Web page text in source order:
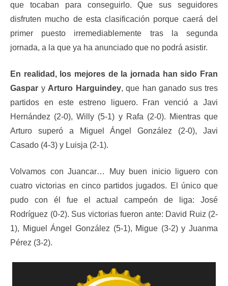
que tocaban para conseguirlo. Que sus seguidores
disfruten mucho de esta clasificación porque caerá del
primer puesto irremediablemente tras la segunda
jornada, a la que ya ha anunciado que no podrá asistir.
En realidad, los mejores de la jornada han sido Fran
Gaspar y Arturo Harguindey, que han ganado sus tres
partidos en este estreno liguero. Fran venció a Javi
Hernández (2-0), Willy (5-1) y Rafa (2-0). Mientras que
Arturo superó a Miguel Ángel González (2-0), Javi
Casado (4-3) y Luisja (2-1).
Volvamos con Juancar… Muy buen inicio liguero con
cuatro victorias en cinco partidos jugados. El único que
pudo con él fue el actual campeón de liga: José
Rodríguez (0-2). Sus victorias fueron ante: David Ruiz (2-
1), Miguel Ángel González (5-1), Migue (3-2) y Juanma
Pérez (3-2).